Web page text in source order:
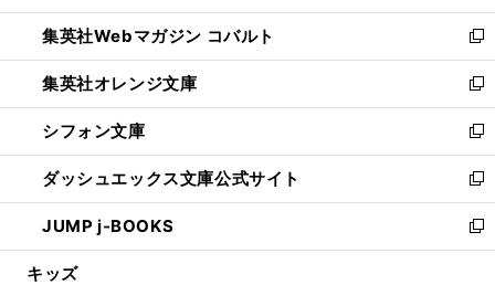
開
く
ウ
で
開
く
ン
ド
ウ
で
開
く
ウ
ィ
ン
ド
ウ
で
開
く
集英社Webマガジン コバルト
新
し
い
ウ
ィ
ン
ド
ウ
で
開
集英社オレンジ文庫
新
し
い
ウ
ィ
ン
ド
ウ
シフォン文庫
新
し
い
ウ
ィ
ン
ダッシュエックス文庫公式サイト
新
し
い
ウ
JUMP j-BOOKS
新
し
キッズ